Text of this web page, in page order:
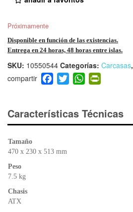
Próximamente
Disponible en función de las existencias.
Entrega en 24 horas, 48 horas entre islas.
SKU: 10550544 Categorías: Carcasas,
F
a
e
b
o
T
wi
er
W
h
s
A
ri
e
Características Técnicas
Tamaño
470 x 230 x 513 mm
Peso
7.5 kg
Chasis
ATX